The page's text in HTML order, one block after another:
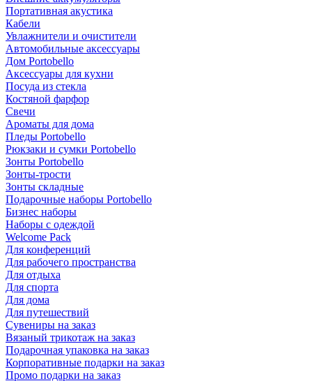
Портативная акустика
Кабели
Увлажнители и очистители
Автомобильные аксессуары
Дом Portobello
Аксессуары для кухни
Посуда из стекла
Костяной фарфор
Свечи
Ароматы для дома
Пледы Portobello
Рюкзаки и сумки Portobello
Зонты Portobello
Зонты-трости
Зонты складные
Подарочные наборы Portobello
Бизнес наборы
Наборы с одеждой
Welcome Pack
Для конференций
Для рабочего пространства
Для отдыха
Для спорта
Для дома
Для путешествий
Сувениры на заказ
Вязаный трикотаж на заказ
Подарочная упаковка на заказ
Корпоративные подарки на заказ
Промо подарки на заказ